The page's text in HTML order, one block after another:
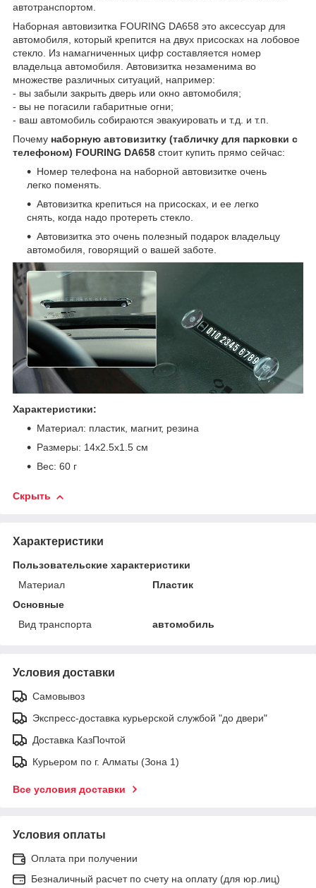
автотранспортом.
Наборная автовизитка FOURING DA658 это аксессуар для
автомобиля, который крепится на двух присосках на лобовое
стекло. Из намагниченных цифр составляется номер
владельца автомобиля. Автовизитка незаменима во
множестве различных ситуаций, например:
- вы забыли закрыть дверь или окно автомобиля;
- вы не погасили габаритные огни;
- ваш автомобиль собираются эвакуировать и т.д. и т.п.
Почему наборную автовизитку (табличку для парковки с
телефоном) FOURING DA658 стоит купить прямо сейчас:
Номер телефона на наборной автовизитке очень
легко поменять.
Автовизитка крепиться на присосках, и ее легко
снять, когда надо протереть стекло.
Автовизитка это очень полезный подарок владельцу
автомобиля, говорящий о вашей заботе.
Характеристики:
Материал: пластик, магнит, резина
Размеры: 14х2.5х1.5 см
Вес: 60 г
Скрыть
Характеристики
Пользовательские характеристики
Материал
Пластик
Основные
Вид транспорта
автомобиль
Условия доставки
Самовывоз
Экспресс-доставка курьерской службой "до двери"
Доставка КазПочтой
Курьером по г. Алматы (Зона 1)
Все условия доставки
Условия оплаты
Оплата при получении
Безналичный расчет по счету на оплату (для юр.лиц)